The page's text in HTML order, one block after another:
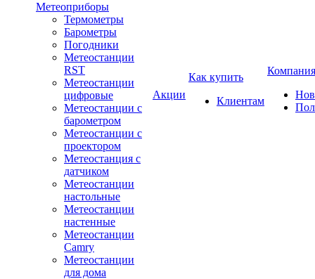
Метеоприборы
Термометры
Барометры
Погодники
Метеостанции
RST
Метеостанции
цифровые
Метеостанции с
барометром
Метеостанции с
проектором
Метеостанция с
датчиком
Метеостанции
настольные
Метеостанции
настенные
Метеостанции
Camry
Метеостанции
для дома
Акции
Как купить
Клиентам
Компания